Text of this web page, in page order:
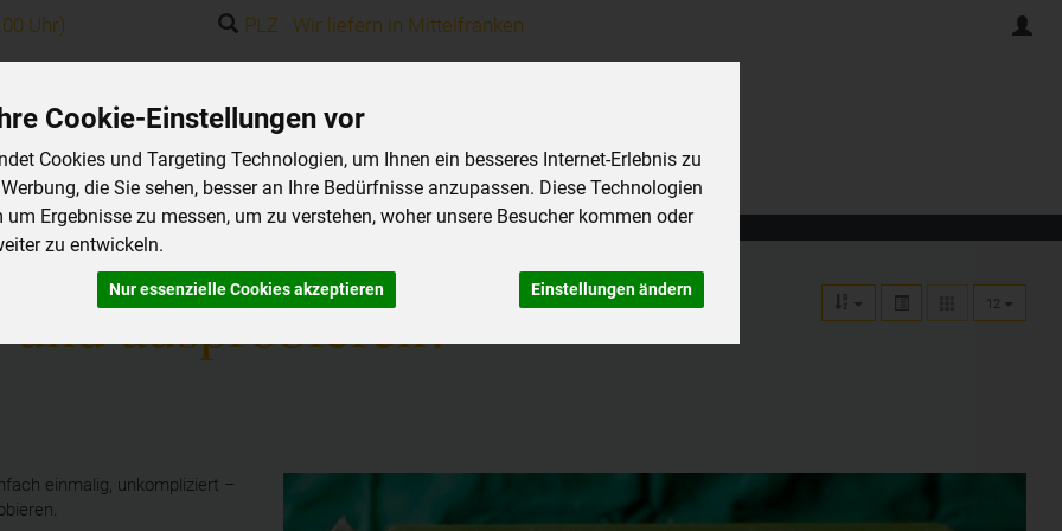
Cookie-Einstellungen vor
Cookies und Targeting Technologien, um Ihnen ein besseres Internet-Erlebnis zu
die Sie sehen, besser an Ihre Bedürfnisse anzupassen. Diese Technologien
Ergebnisse zu messen, um zu verstehen, woher unsere Besucher kommen oder
zu entwickeln.
Nur essenzielle Cookies akzeptieren Einstellungen ändern
Uhr) PLZ Wir liefern in Mittelfranken
Produkt
ausprobieren! 12
einmalig, unkompliziert –